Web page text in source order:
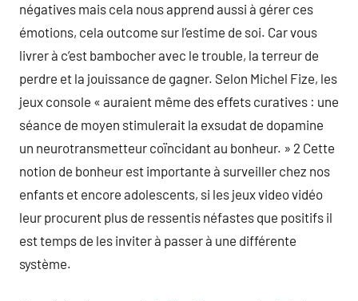
négatives mais cela nous apprend aussi à gérer ces
émotions, cela outcome sur l’estime de soi. Car vous
livrer à c’est bambocher avec le trouble, la terreur de
perdre et la jouissance de gagner. Selon Michel Fize, les
jeux console « auraient même des effets curatives : une
séance de moyen stimulerait la exsudat de dopamine
un neurotransmetteur coïncidant au bonheur. » 2 Cette
notion de bonheur est importante à surveiller chez nos
enfants et encore adolescents, si les jeux video vidéo
leur procurent plus de ressentis néfastes que positifs il
est temps de les inviter à passer à une différente
système.